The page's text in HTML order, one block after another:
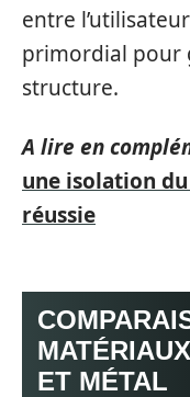
entre
primordial pour
structure.
A lire en
une isolation
réussie
ET MÉTAL